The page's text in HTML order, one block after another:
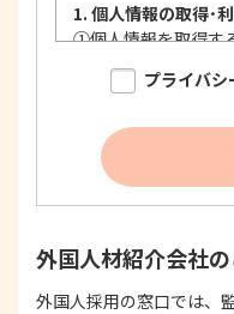
1. 個人情報の取得･
①個人情報を取得す
限り明確に特定
おいて適法かつ
個人情報を利用
たは公表した利用
反する目的外利
する際は、本人が
で、適法にこれを
プライバシ
外国人材紹介会社
外国人採用の窓口では、